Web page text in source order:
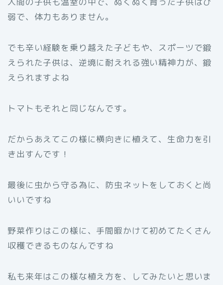
弱で、体力もありません。
でも辛い経験を乗り越えた子どもや、スポーツで鍛
えられた子供は、逆境に耐えれる強い精神力が、鍛
えられますよね
トマトもそれと同じなんです。
だからあえてこの様に横向きに植えて、生命力を引
き出すんです！
最後に虫から守る為に、防虫ネットをしておくと尚
いいですね
野菜作りはこの様に、手間暇かけて初めてたくさん
収穫できるものなんですね
私も来年はこの様な植え方を、してみたいと思いま